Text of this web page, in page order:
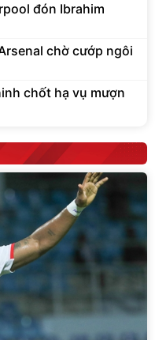
đón Ibrahim
chờ cướp ngôi
chốt hạ vụ mượn